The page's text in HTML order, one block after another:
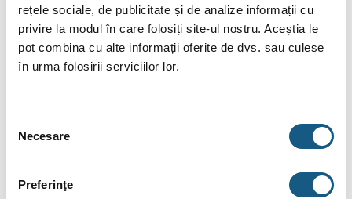
rețele sociale, de publicitate și de analize informații cu
privire la modul în care folosiți site-ul nostru. Aceștia le
pot combina cu alte informații oferite de dvs. sau culese
în urma folosirii serviciilor lor.
consimțământului
Necesare
Preferinţe
Date tehnice:
Tip material: otel FE37 UNI10255
Temperatura: 0÷100 °C
Densitate: 0.0023 W/mK